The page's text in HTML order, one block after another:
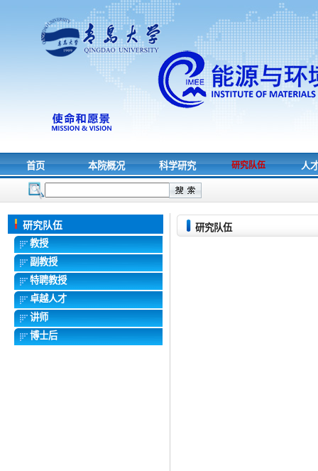
首页 本院概况 科学研究 研究队伍 人
研究队伍
教授
副教授
特聘教授
卓越人才
讲师
博士后
研究队伍